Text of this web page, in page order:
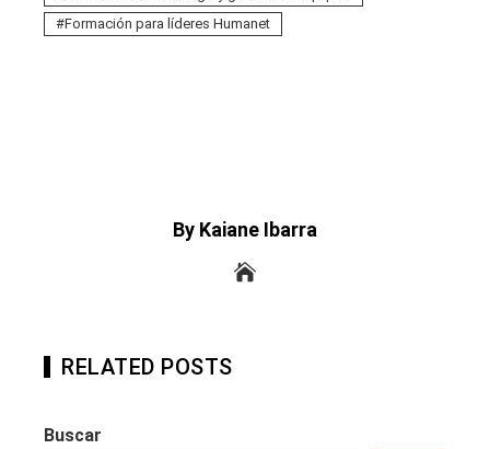
Formación para líderes Humanet
By Kaiane Ibarra
RELATED POSTS
Buscar